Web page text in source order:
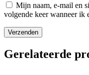
Mijn naam, e-mail en
volgende keer wanneer ik
Gerelateerde